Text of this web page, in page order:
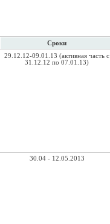
Сроки
29.12.12-09.01.13 (активная часть с
31.12.12 по 07.01.13)
30.04 - 12.05.2013